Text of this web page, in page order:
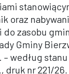
oraz
zasobu
Gminy
według stanu
druk nr 221/26.